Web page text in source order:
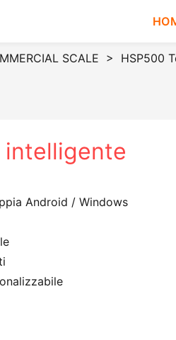
SCALE > HSP500
intelligente
Android / Windows